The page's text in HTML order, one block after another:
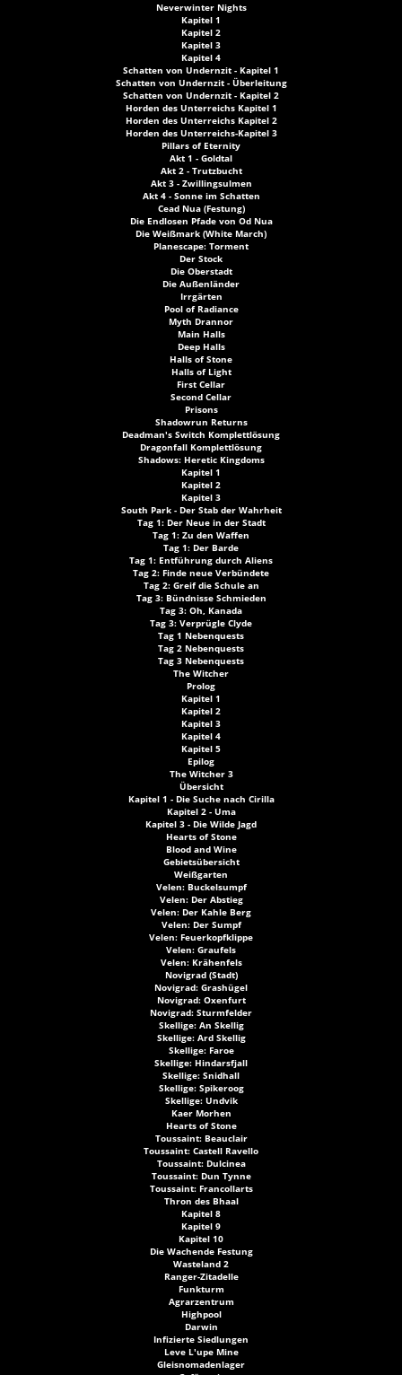
Neverwinter Nights
Kapitel 1
Kapitel 2
Kapitel 3
Kapitel 4
Schatten von Undernzit - Kapitel 1
Schatten von Undernzit - Überleitung
Schatten von Undernzit - Kapitel 2
Horden des Unterreichs Kapitel 1
Horden des Unterreichs Kapitel 2
Horden des Unterreichs-Kapitel 3
Pillars of Eternity
Akt 1 - Goldtal
Akt 2 - Trutzbucht
Akt 3 - Zwillingsulmen
Akt 4 - Sonne im Schatten
Cead Nua (Festung)
Die Endlosen Pfade von Od Nua
Die Weißmark (White March)
Planescape: Torment
Der Stock
Die Oberstadt
Die Außenländer
Irrgärten
Pool of Radiance
Myth Drannor
Main Halls
Deep Halls
Halls of Stone
Halls of Light
First Cellar
Second Cellar
Prisons
Shadowrun Returns
Deadman's Switch Komplettlösung
Dragonfall Komplettlösung
Shadows: Heretic Kingdoms
Kapitel 1
Kapitel 2
Kapitel 3
South Park - Der Stab der Wahrheit
Tag 1: Der Neue in der Stadt
Tag 1: Zu den Waffen
Tag 1: Der Barde
Tag 1: Entführung durch Aliens
Tag 2: Finde neue Verbündete
Tag 2: Greif die Schule an
Tag 3: Bündnisse Schmieden
Tag 3: Oh, Kanada
Tag 3: Verprügle Clyde
Tag 1 Nebenquests
Tag 2 Nebenquests
Tag 3 Nebenquests
The Witcher
Prolog
Kapitel 1
Kapitel 2
Kapitel 3
Kapitel 4
Kapitel 5
Epilog
The Witcher 3
Übersicht
Kapitel 1 - Die Suche nach Cirilla
Kapitel 2 - Uma
Kapitel 3 - Die Wilde Jagd
Hearts of Stone
Blood and Wine
Gebietsübersicht
Weißgarten
Velen: Buckelsumpf
Velen: Der Abstieg
Velen: Der Kahle Berg
Velen: Der Sumpf
Velen: Feuerkopfklippe
Velen: Graufels
Velen: Krähenfels
Novigrad (Stadt)
Novigrad: Grashügel
Novigrad: Oxenfurt
Novigrad: Sturmfelder
Skellige: An Skellig
Skellige: Ard Skellig
Skellige: Faroe
Skellige: Hindarsfjall
Skellige: Snidhall
Skellige: Spikeroog
Skellige: Undvik
Kaer Morhen
Hearts of Stone
Toussaint: Beauclair
Toussaint: Castell Ravello
Toussaint: Dulcinea
Toussaint: Dun Tynne
Toussaint: Francollarts
Thron des Bhaal
Kapitel 8
Kapitel 9
Kapitel 10
Die Wachende Festung
Wasteland 2
Ranger-Zitadelle
Funkturm
Agrarzentrum
Highpool
Darwin
Infizierte Siedlungen
Leve L'upe Mine
Gleisnomadenlager